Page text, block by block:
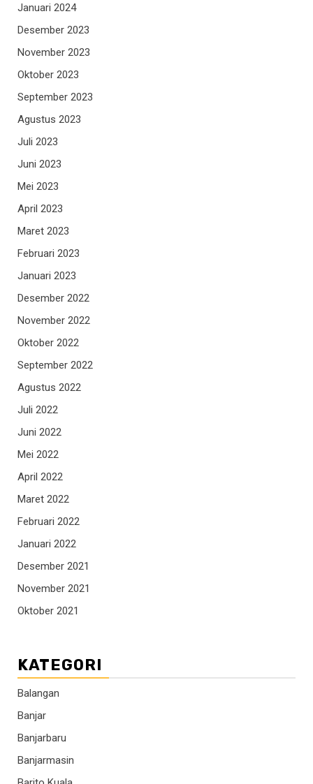
Januari 2024
Desember 2023
November 2023
Oktober 2023
September 2023
Agustus 2023
Juli 2023
Juni 2023
Mei 2023
April 2023
Maret 2023
Februari 2023
Januari 2023
Desember 2022
November 2022
Oktober 2022
September 2022
Agustus 2022
Juli 2022
Juni 2022
Mei 2022
April 2022
Maret 2022
Februari 2022
Januari 2022
Desember 2021
November 2021
Oktober 2021
KATEGORI
Balangan
Banjar
Banjarbaru
Banjarmasin